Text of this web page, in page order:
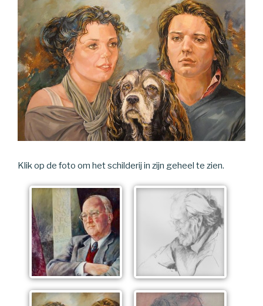
Klik op de foto om het schilderij in zijn geheel te zien.